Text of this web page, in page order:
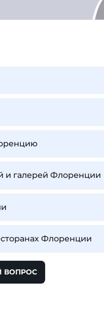
и галерей Флоренции
Флоренции
ВОПРОС